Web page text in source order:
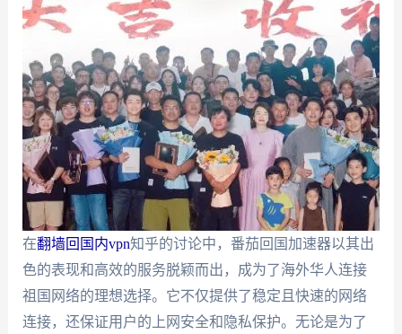
在翻墙回国内vpn知乎的讨论中，番茄回国加速器以其出
色的表现和高效的服务脱颖而出，成为了海外华人连接
祖国网络的理想选择。它不仅提供了稳定且快速的网络
连接，还保证用户的上网安全和隐私保护。无论是为了